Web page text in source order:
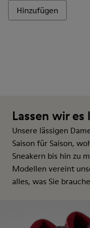
Hinzufügen
Lassen wir
Unsere lässigen
Saison für Saison,
Sneakern bis hin zu
Modellen vereint
alles, was Sie